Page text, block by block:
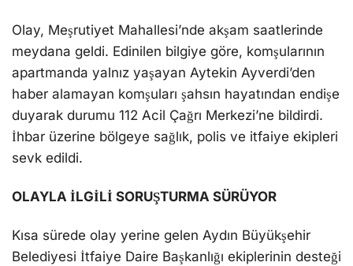
Olay, Meşrutiyet Mahallesi’nde akşam saatlerinde
meydana geldi. Edinilen bilgiye göre, komşularının
apartmanda yalnız yaşayan Aytekin Ayverdi’den
haber alamayan komşuları şahsın hayatından endişe
duyarak durumu 112 Acil Çağrı Merkezi’ne bildirdi.
İhbar üzerine bölgeye sağlık, polis ve itfaiye ekipleri
sevk edildi.
OLAYLA İLGİLİ SORUŞTURMA SÜRÜYOR
Kısa sürede olay yerine gelen Aydın Büyükşehir
Belediyesi İtfaiye Daire Başkanlığı ekiplerinin desteği